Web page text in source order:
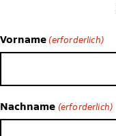
Vorname (erforderlich)
Nachname (erforderlich)